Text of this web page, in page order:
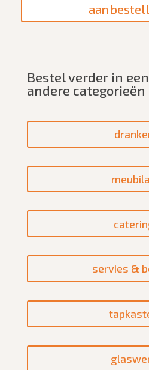
Bestel verder in
andere categorieën
servies &